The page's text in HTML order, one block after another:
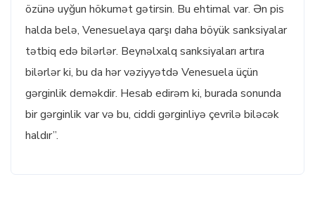
özünə uyğun hökumət gətirsin. Bu ehtimal var. Ən pis
halda belə, Venesuelaya qarşı daha böyük sanksiyalar
tətbiq edə bilərlər. Beynəlxalq sanksiyaları artıra
bilərlər ki, bu da hər vəziyyətdə Venesuela üçün
gərginlik deməkdir. Hesab edirəm ki, burada sonunda
bir gərginlik var və bu, ciddi gərginliyə çevrilə biləcək
haldır”.